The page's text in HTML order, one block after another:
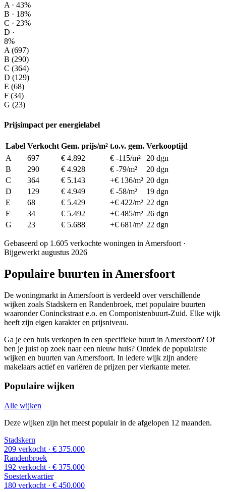
A · 43%
B · 18%
C · 23%
D ·
8%
A (697)
B (290)
C (364)
D (129)
E (68)
F (34)
G (23)
Prijsimpact per energielabel
Label Verkocht Gem. prijs/m² t.o.v. gem. Verkooptijd
A
697 € 4.892 € -115/m²
20 dgn
B
290 € 4.928 € -79/m²
20 dgn
C
364 € 5.143 +€ 136/m² 20 dgn
D
129 € 4.949 € -58/m²
19 dgn
E
68 € 5.429 +€ 422/m² 22 dgn
F
34 € 5.492 +€ 485/m² 26 dgn
G
23 € 5.688 +€ 681/m² 22 dgn
Gebaseerd op 1.605 verkochte woningen in Amersfoort ·
Bijgewerkt augustus 2026
Populaire buurten in Amersfoort
De woningmarkt in Amersfoort is verdeeld over verschillende
wijken zoals Stadskern en Randenbroek, met populaire buurten
waaronder Coninckstraat e.o. en Componistenbuurt-Zuid. Elke wijk
heeft zijn eigen karakter en prijsniveau.
Ga je een huis verkopen in een specifieke buurt in Amersfoort? Of
ben je juist op zoek naar een nieuw huis? Ontdek de populairste
wijken en buurten van Amersfoort. In iedere wijk zijn andere
makelaars actief en variëren de prijzen per vierkante meter.
Populaire wijken
Alle wijken
Deze wijken zijn het meest populair in de afgelopen 12 maanden.
Stadskern
209 verkocht · € 375.000
Randenbroek
192 verkocht · € 375.000
Soesterkwartier
180 verkocht · € 450.000